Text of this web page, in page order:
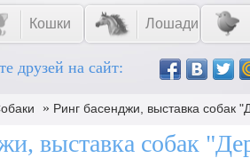
Кошки Лошади
друзей на сайт:
» Ринг басенджи, выставка собак
выставка собак